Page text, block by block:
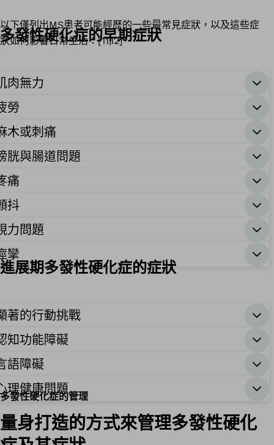
以下僅列出MS患者可能經歷的一些最常見症狀，以及這些症
狀如何影響日常生活：[11,12]
多發性硬化症的早期症狀
肉無力
勞
木或刺痛
胱與腸道問題
痛
抖
力問題
攣
進展期多發性硬化症的症狀
著的行動挑戰
知功能障礙
語障礙
理健康問題
多發性硬化症的管理
量身打造的方式來管理多發性硬化